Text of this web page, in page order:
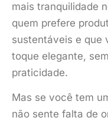
mais tranquilidade
quem prefere
sustentáveis e que
toque elegante,
praticidade.
Mas se você tem
não sente falta de